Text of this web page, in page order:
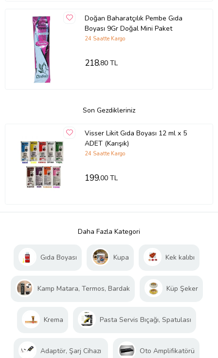
Doğan Baharatçılık Pembe Gıda
Boyası 9Gr Doğal Mini Paket
24 Saatte Kargo
218,80 TL
Son Gezdikleriniz
Visser Likit Gıda Boyası 12 ml x 5
ADET (Karışık)
24 Saatte Kargo
199,00 TL
Daha Fazla Kategori
Gıda Boyası Kupa Kek kalıbı
Kamp Matara, Termos, Bardak Küp Şeker
Krema Pasta Servis Bıçağı, Spatulası
Adaptör, Şarj Cihazı Oto Amplifikatörü